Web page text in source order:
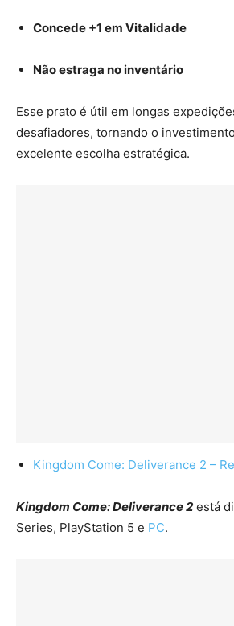
Concede +1 em Vitalidade
Não estraga no inventário
Esse prato é útil em longas
desafiadores, tornando o
excelente escolha estratégica.
Kingdom Come: Deliverance 2 –
Kingdom Come: Deliverance 2 está
Series, PlayStation 5 e PC.